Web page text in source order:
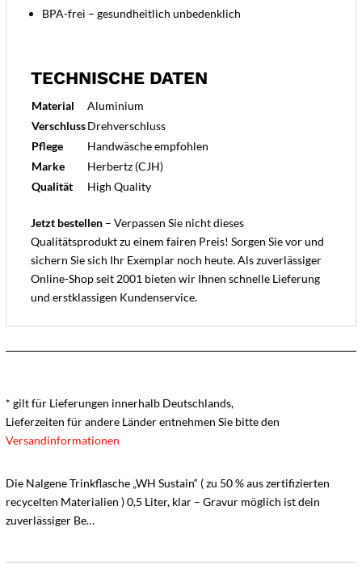
BPA-frei – gesundheitlich unbedenklich
TECHNISCHE DATEN
Material
Aluminium
VerschlussDrehverschluss
Pflege
Handwäsche empfohlen
Marke
Herbertz (CJH)
Qualität
High Quality
Jetzt bestellen– Verpassen Sie nicht dieses
Qualitätsprodukt zu einem fairen Preis! Sorgen Sie vor und
sichern Sie sich Ihr Exemplar noch heute. Als zuverlässiger
Online-Shop seit 2001 bieten wir Ihnen schnelle Lieferung
und erstklassigen Kundenservice.
* gilt für Lieferungen innerhalb Deutschlands,
Lieferzeiten für andere Länder entnehmen Sie bitte den
Versandinformationen
Die Nalgene Trinkflasche „WH Sustain“ ( zu 50 % aus zertifizierten
recycelten Materialien ) 0,5 Liter, klar – Gravur möglich ist dein
zuverlässiger Be…